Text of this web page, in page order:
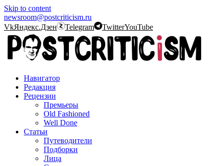
Skip to content
newsroom@postcriticism.ru
VkЯндекс.Дзен Telegram TwitterYouTube
Навигатор
Редакция
Рецензии
Премьеры
Old Fashioned
Well Done
Статьи
Путеводители
Подборки
Лица